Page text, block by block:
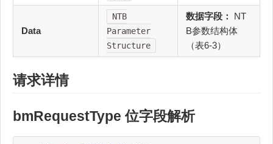
Data
NTB
Parameter
Structure
数据字段：
NT
B参数结构体
（表6-3）
请求详情
bmRequestType 位字段解析